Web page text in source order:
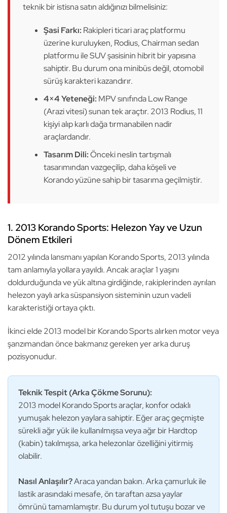
teknik bir istisna satın aldığınızı bilmelisiniz:
Şasi Farkı: Rakipleri ticari araç platformu
üzerine kuruluyken, Rodius, Chairman sedan
platformu ile SUV şasisinin hibrit bir yapısına
sahiptir. Bu durum ona minibüs değil, otomobil
sürüş karakteri kazandırır.
4×4 Yeteneği: MPV sınıfında Low Range
(Arazi vitesi) sunan tek araçtır. 2013 Rodius, 11
kişiyi alıp karlı dağa tırmanabilen nadir
araçlardandır.
Tasarım Dili:Önceki neslin tartışmalı
tasarımından vazgeçilip, daha köşeli ve
Korando yüzüne sahip bir tasarıma geçilmiştir.
1. 2013 Korando Sports: Helezon Yay ve Uzun
Dönem Etkileri
2012 yılında lansmanı yapılan Korando Sports, 2013 yılında
tam anlamıyla yollara yayıldı. Ancak araçlar 1 yaşını
doldurduğunda ve yük altına girdiğinde, rakiplerinden ayrılan
helezon yaylı arka süspansiyon sisteminin uzun vadeli
karakteristiği ortaya çıktı.
İkinci elde 2013 model bir Korando Sports alırken motor veya
şanzımandan önce bakmanız gereken yer arka duruş
pozisyonudur.
Teknik Tespit (Arka Çökme Sorunu):
2013 model Korando Sports araçlar, konfor odaklı
yumuşak helezon yaylara sahiptir. Eğer araç geçmişte
sürekli ağır yük ile kullanılmışsa veya ağır bir Hardtop
(kabin) takılmışsa, arka helezonlar özelliğini yitirmiş
olabilir.
Nasıl Anlaşılır?Araca yandan bakın. Arka çamurluk ile
lastik arasındaki mesafe, ön taraftan azsa yaylar
ömrünü tamamlamıştır. Bu durum yol tutuşu bozar ve